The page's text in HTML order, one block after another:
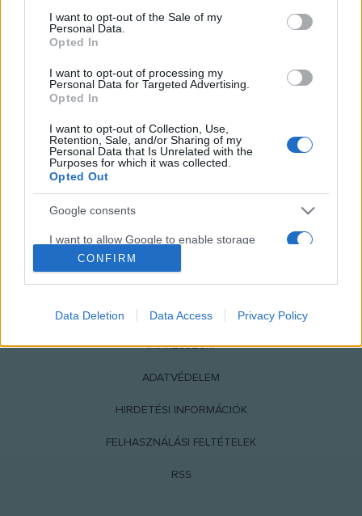
consent section.
I want to opt-out of the Sale of my
Personal Data.
Opted In
I want to opt-out of processing my
Personal Data for Targeted Advertising.
Opted In
I want to opt-out of Collection, Use,
Retention, Sale, and/or Sharing of my
Personal Data that Is Unrelated with the
Purposes for which it was collected.
Opted Out
Google consents
I want to allow Google to enable storage
related to advertising like cookies on web or
device identifiers in apps.
I want to allow my user data to be sent to
Google for online advertising purposes.
personalized advertising.
I want to allow Google to enable storage
device identifiers in apps.
I want to allow Google to enable storage
CONFIRM
Data Deletion Data Access Privacy Policy
MEGOSZTÁS
IMPRESSZUM
ADATVÉDELEM
HIRDETÉSI INFORMÁCIÓK
FELHASZNÁLÁSI FELTÉTELEK
RSS